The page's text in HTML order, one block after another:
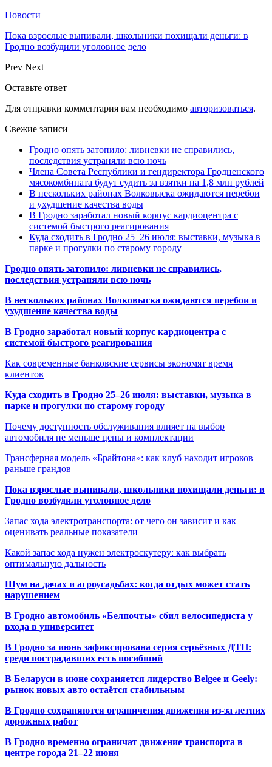
Новости
Пока взрослые выпивали, школьники похищали деньги: в
Гродно возбудили уголовное дело
Prev Next
Оставьте ответ
Для отправки комментария вам необходимо авторизоваться.
Свежие записи
Гродно опять затопило: ливневки не справились,
последствия устраняли всю ночь
Члена Совета Республики и гендиректора Гродненского
мясокомбината будут судить за взятки на 1,8 млн рублей
В нескольких районах Волковыска ожидаются перебои
и ухудшение качества воды
В Гродно заработал новый корпус кардиоцентра с
системой быстрого реагирования
Куда сходить в Гродно 25–26 июля: выставки, музыка в
парке и прогулки по старому городу
Гродно опять затопило: ливневки не справились,
последствия устраняли всю ночь
В нескольких районах Волковыска ожидаются перебои и
ухудшение качества воды
В Гродно заработал новый корпус кардиоцентра с
системой быстрого реагирования
Как современные банковские сервисы экономят время
клиентов
Куда сходить в Гродно 25–26 июля: выставки, музыка в
парке и прогулки по старому городу
Почему доступность обслуживания влияет на выбор
автомобиля не меньше цены и комплектации
Трансферная модель «Брайтона»: как клуб находит игроков
раньше грандов
Пока взрослые выпивали, школьники похищали деньги: в
Гродно возбудили уголовное дело
Запас хода электротранспорта: от чего он зависит и как
оценивать реальные показатели
Какой запас хода нужен электроскутеру: как выбрать
оптимальную дальность
Шум на дачах и агроусадьбах: когда отдых может стать
нарушением
В Гродно автомобиль «Белпочты» сбил велосипедиста у
входа в университет
В Гродно за июнь зафиксирована серия серьёзных ДТП:
среди пострадавших есть погибший
В Беларуси в июне сохраняется лидерство Belgee и Geely:
рынок новых авто остаётся стабильным
В Гродно сохраняются ограничения движения из-за летних
дорожных работ
В Гродно временно ограничат движение транспорта в
центре города 21–22 июня